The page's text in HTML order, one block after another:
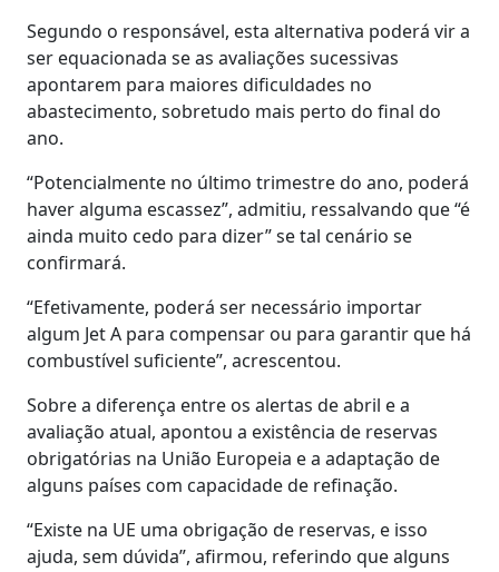
Segundo o responsável, esta alternativa poderá vir a
ser equacionada se as avaliações sucessivas
apontarem para maiores dificuldades no
abastecimento, sobretudo mais perto do final do
ano.
“Potencialmente no último trimestre do ano, poderá
haver alguma escassez”, admitiu, ressalvando que “é
ainda muito cedo para dizer” se tal cenário se
confirmará.
“Efetivamente, poderá ser necessário importar
algum Jet A para compensar ou para garantir que há
combustível suficiente”, acrescentou.
Sobre a diferença entre os alertas de abril e a
avaliação atual, apontou a existência de reservas
obrigatórias na União Europeia e a adaptação de
alguns países com capacidade de refinação.
“Existe na UE uma obrigação de reservas, e isso
ajuda, sem dúvida”, afirmou, referindo que alguns